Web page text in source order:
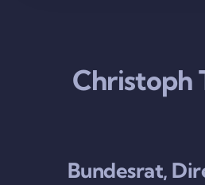
Christoph
Bundesrat,